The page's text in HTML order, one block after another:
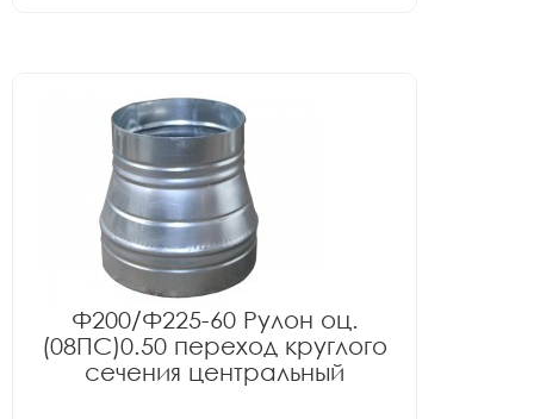
Ф200/Ф225-60 Рулон оц.
(08ПС)0.50 переход круглого
сечения центральный